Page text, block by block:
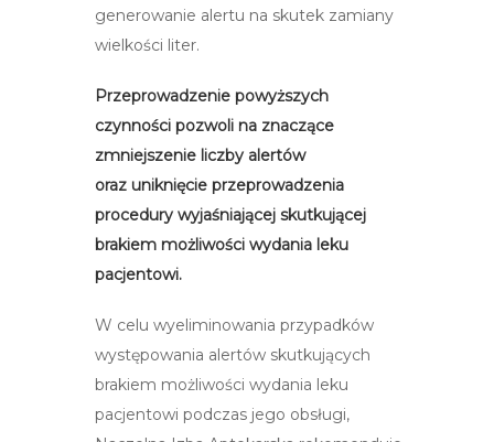
generowanie alertu na skutek zamiany
wielkości liter.
Przeprowadzenie powyższych
czynności pozwoli na znaczące
zmniejszenie liczby alertów
oraz uniknięcie przeprowadzenia
procedury wyjaśniającej skutkującej
brakiem możliwości wydania leku
pacjentowi.
W celu wyeliminowania przypadków
występowania alertów skutkujących
brakiem możliwości wydania leku
pacjentowi podczas jego obsługi,